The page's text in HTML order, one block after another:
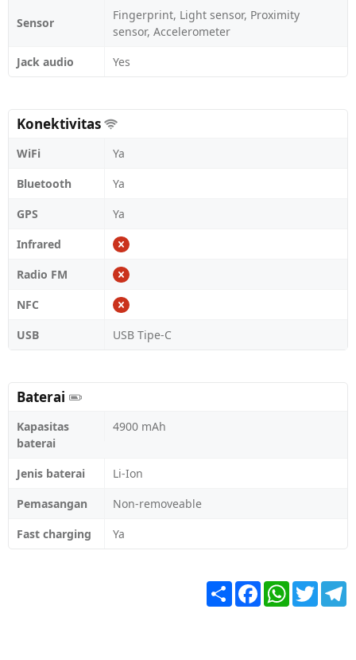
Sensor
Fingerprint, Light sensor, Proximity
sensor, Accelerometer
Jack audio
Yes
Konektivitas
WiFi
Ya
Bluetooth
Ya
GPS
Ya
Infrared
Radio FM
NFC
USB
USB Tipe-C
Baterai
Kapasitas
baterai
4900 mAh
Jenis baterai
Li-Ion
Pemasangan
Non-removeable
Fast charging
Ya
Share FacebookWhatsApp
Twitter